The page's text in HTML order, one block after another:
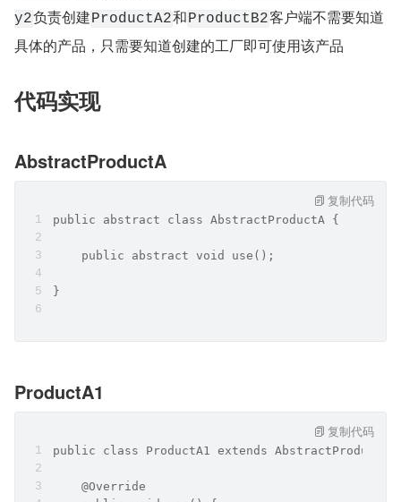
y2负责创建ProductA2和ProductB2客户端不需要知道
具体的产品，只需要知道创建的工厂即可使用该产品
代码实现
AbstractProductA
public abstract class AbstractProductA {
    public abstract void use();
}
复制代码
ProductA1
public class ProductA1 extends AbstractProductA
    @Override
复制代码